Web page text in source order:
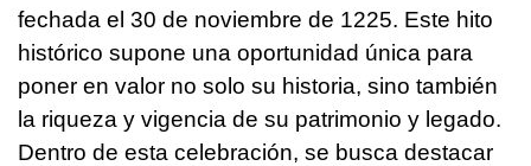
fechada el 30 de noviembre de 1225. Este hito
histórico supone una oportunidad única para
poner en valor no solo su historia, sino también
la riqueza y vigencia de su patrimonio y legado.
Dentro de esta celebración, se busca destacar